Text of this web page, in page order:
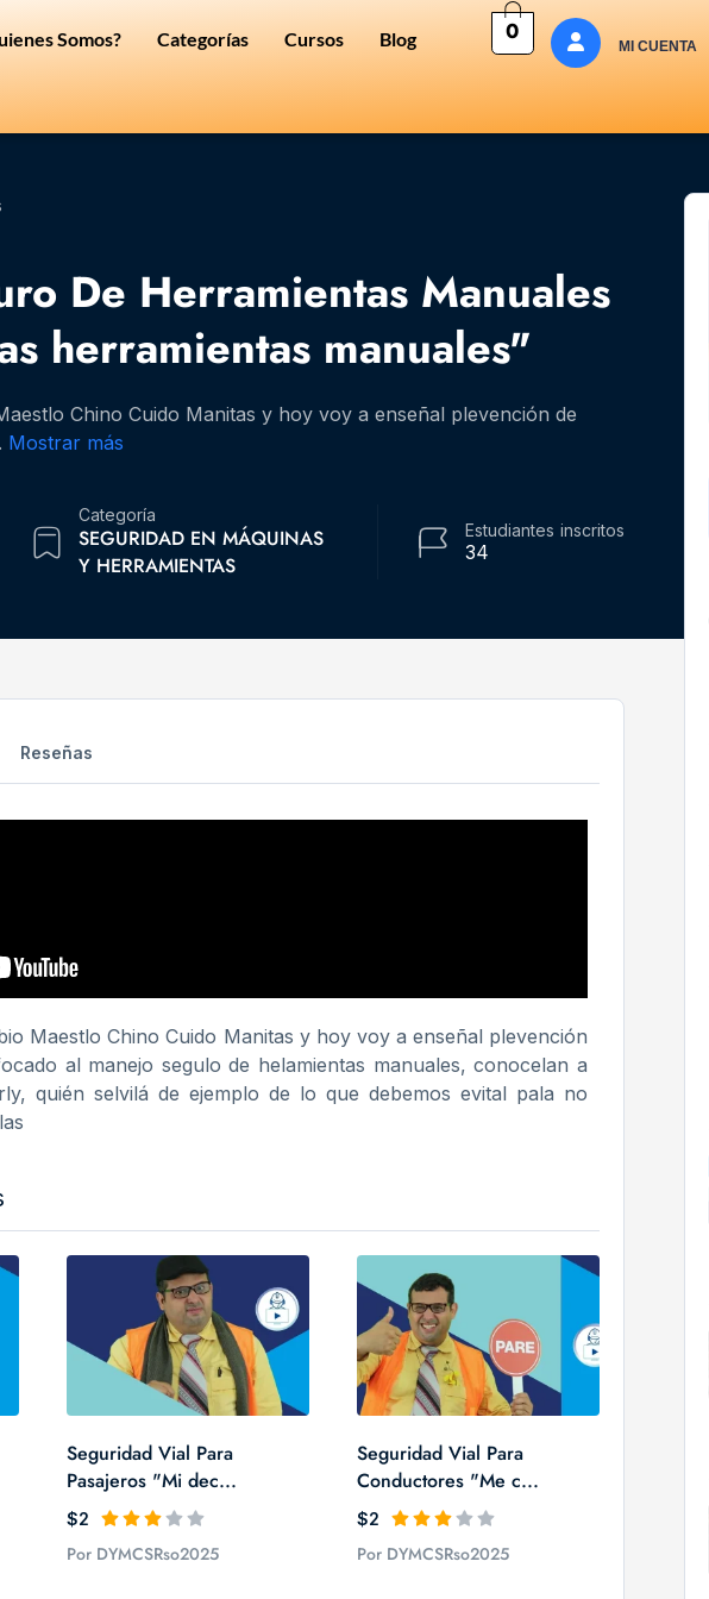
Somos? Categorías Cursos Blog 0
MI CUENTA
De Herramientas Manuales
herramientas manuales"
Chino Cuido Manitas y hoy voy a enseñal plevención de
Mostrar más
Categoría
SEGURIDAD EN MÁQUINAS
Y HERRAMIENTAS
34
Estudiantes inscritos
Reseñas
Maestlo Chino Cuido Manitas y hoy voy a enseñal plevención
al manejo segulo de helamientas manuales, conocelan a
quién selvilá de ejemplo de lo que debemos evital pala no
Seguridad Vial Para
Pasajeros "Mi dec...
$2
Por DYMCSRso2025
Seguridad Vial Para
Conductores "Me c...
$2
Por DYMCSRso2025